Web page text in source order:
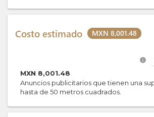
Costo estimado MXN 8,001.48
info
MXN 8,001.48
Anuncios publicitarios que tienen una
hasta de 50 metros cuadrados.